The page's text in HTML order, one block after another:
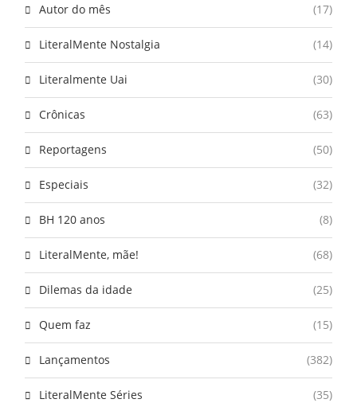
Autor do mês (17)
LiteralMente Nostalgia (14)
Literalmente Uai (30)
Crônicas (63)
Reportagens (50)
Especiais (32)
BH 120 anos (8)
LiteralMente, mãe! (68)
Dilemas da idade (25)
Quem faz (15)
Lançamentos (382)
LiteralMente Séries (35)